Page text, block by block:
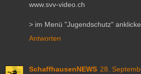
www.svv-video.ch
> im Menü "Jugendschutz"
Antworten
SchaffhausenNEWS 28.